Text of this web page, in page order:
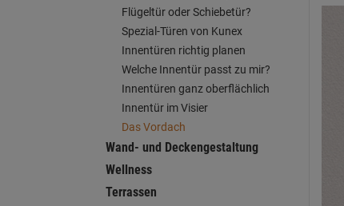
Flügeltür oder Schiebetür?
Spezial-Türen von Kunex
Innentüren richtig planen
Welche Innentür passt zu mir?
Innentüren ganz oberflächlich
Innentür im Visier
Das Vordach
Wand- und Deckengestaltung
Wellness
Terrassen